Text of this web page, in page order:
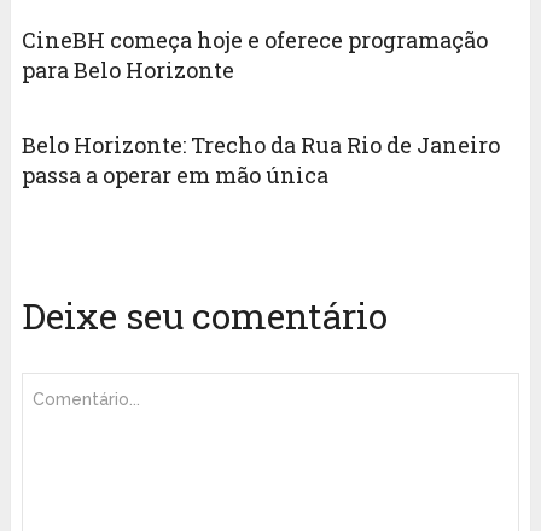
CineBH começa hoje e oferece programação
para Belo Horizonte
Belo Horizonte: Trecho da Rua Rio de Janeiro
passa a operar em mão única
Deixe seu comentário